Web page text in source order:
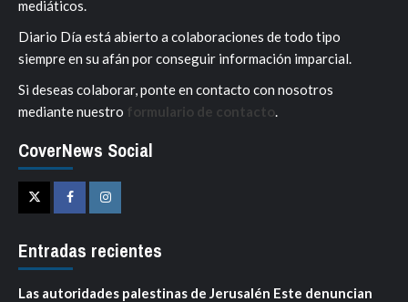
mediáticos.
Diario Día está abierto a colaboraciones de todo tipo
siempre en su afán por conseguir información imparcial.
Si deseas colaborar, ponte en contacto con nosotros
mediante nuestro formulario de contacto.
CoverNews Social
TwitterFacebookInstagram
Entradas recientes
Las autoridades palestinas de Jerusalén Este denuncian